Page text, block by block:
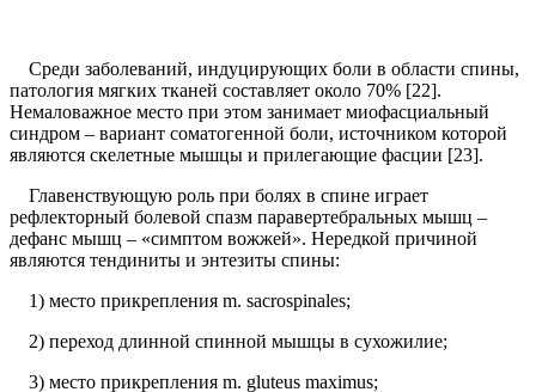
Среди заболеваний, индуцирующих боли в области спины,
патология мягких тканей составляет около 70% [22].
Немаловажное место при этом занимает миофасциальный
синдром – вариант соматогенной боли, источником которой
являются скелетные мышцы и прилегающие фасции [23].
Главенствующую роль при болях в спине играет
рефлекторный болевой спазм паравертебральных мышц –
дефанс мышц – «симптом вожжей». Нередкой причиной
являются тендиниты и энтезиты спины:
1) место прикрепления m. sacrospinales;
2) переход длинной спинной мышцы в сухожилие;
3) место прикрепления m. gluteus maximus;